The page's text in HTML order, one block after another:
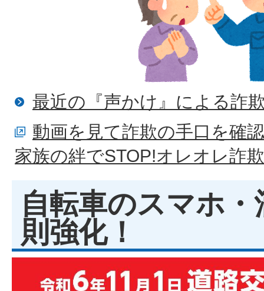
最近の『声かけ』による詐
動画を見て詐欺の手口を確
家族の絆でSTOP!オレオレ詐
自転車のスマホ
則強化！